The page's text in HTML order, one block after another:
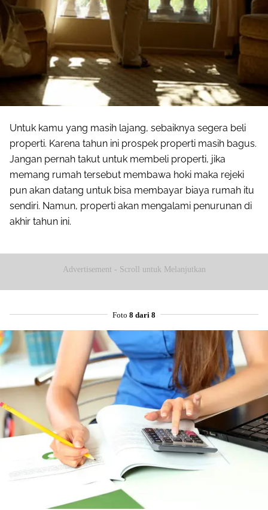
Untuk kamu yang masih lajang, sebaiknya segera beli
properti. Karena tahun ini prospek properti masih bagus.
Jangan pernah takut untuk membeli properti, jika
memang rumah tersebut membawa hoki maka rejeki
pun akan datang untuk bisa membayar biaya rumah itu
sendiri. Namun, properti akan mengalami penurunan di
akhir tahun ini.
Advertisement - Scroll untuk Melanjutkan
Foto 8 dari 8